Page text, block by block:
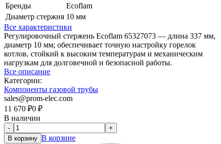
Бренды
Ecoflam
Диаметр стержня 10 мм
Все характеристики
Регулировочный стержень Ecoflam 65327073 — длина 337 мм,
диаметр 10 мм; обеспечивает точную настройку горелок
котлов, стойкий к высоким температурам и механическим
нагрузкам для долговечной и безопасной работы.
Все описание
Категории:
Компоненты газовой трубы
sales@prom-elec.com
11 670 ₽0 ₽
В наличии
-
+
В корзину В корзине